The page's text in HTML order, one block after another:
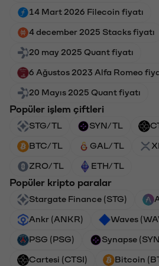
14 Mart 2026 Filecoin fiyatı
4 december 2025 Stacks fiyatı
20 may 2025 Quant fiyatı
6 Ağustos 2023 Alfa Romeo
20 Mayıs 2025 Quant fiyatı
Popüler işlem çiftleri
STG/TL SYN/TL
BTC/TL GAL/TL
ZRO/TL ETH/TL
Popüler kripto paralar
Stargate Finance (STG)
Ankr (ANKR) Waves
PSG (PSG) Synapse
Cartesi (CTSI) Bitcoin